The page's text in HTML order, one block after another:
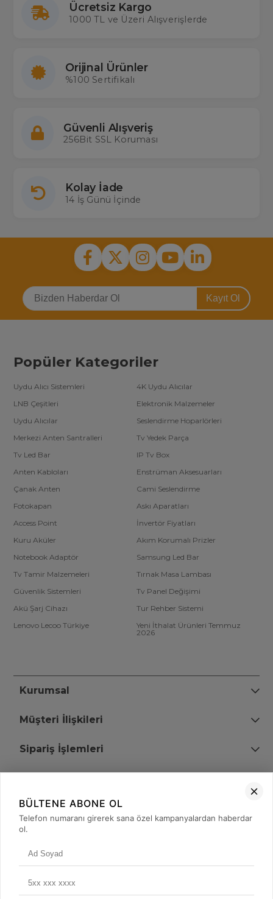
Ücretsiz Kargo
1000 TL ve Üzeri Alışverişlerde
Orijinal Ürünler
%100 Sertifikalı
Güvenli Alışveriş
256Bit SSL Koruması
Kolay İade
14 İş Günü İçinde
Kayıt Ol
Popüler Kategoriler
Uydu Alıcı Sistemleri
4K Uydu Alıcılar
LNB Çeşitleri
Elektronik Malzemeler
Uydu Alıcılar
Seslendirme Hoparlörleri
Merkezi Anten Santralleri
Tv Yedek Parça
Tv Led Bar
IP Tv Box
Anten Kabloları
Enstrüman Aksesuarları
Çanak Anten
Cami Seslendirme
Fotokapan
Askı Aparatları
Access Point
İnvertör Fiyatları
Kuru Aküler
Akım Korumalı Prizler
Notebook Adaptör
Samsung Led Bar
Tv Tamir Malzemeleri
Tırnak Masa Lambası
Güvenlik Sistemleri
Tv Panel Değişimi
Akü Şarj Cihazı
Tur Rehber Sistemi
Lenovo Lecoo Türkiye
Yeni İthalat Ürünleri Temmuz
2026
Kurumsal
Müşteri İlişkileri
Sipariş İşlemleri
+90 (850) 473 08 08
BÜLTENE ABONE OL
Telefon numaranı girerek sana özel kampanyalardan haberdar
ol.